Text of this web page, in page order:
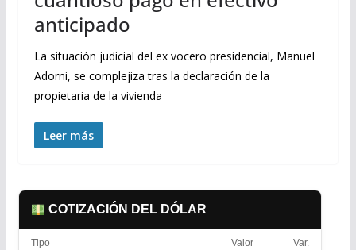
anticipado
La situación judicial del ex vocero presidencial, Manuel
Adorni, se complejiza tras la declaración de la
propietaria de la vivienda
Leer más
COTIZACIÓN DEL DÓLAR
Tipo Valor Var.